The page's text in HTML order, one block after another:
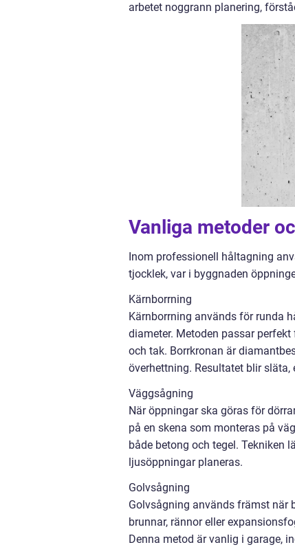
arbetet noggrann planering,
Vanliga metoder
Inom professionell håltagning
tjocklek, var i byggnaden
Kärnborrning
Kärnborrning används för runda
diameter. Metoden passar
och tak. Borrkronan är
överhettning. Resultatet blir
Väggsågning
När öppningar ska göras för
på en skena som monteras på
både betong och tegel. Tekniken
ljusöppningar planeras.
Golvsågning
Golvsågning används främst när
brunnar, rännor eller
Denna metod är vanlig i garage,